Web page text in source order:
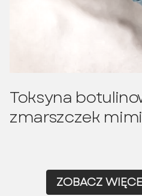
Toksyna
zmarszczek
ZOBACZ